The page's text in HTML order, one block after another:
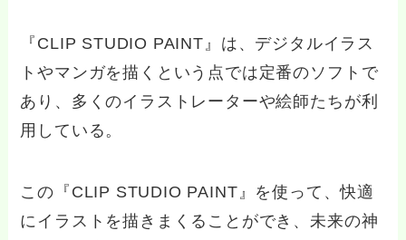
『CLIP STUDIO PAINT』は、デジタルイラス
トやマンガを描くという点では定番のソフトで
あり、多くのイラストレーターや絵師たちが利
用している。
この『CLIP STUDIO PAINT』を使って、快適
にイラストを描きまくることができ、未来の神